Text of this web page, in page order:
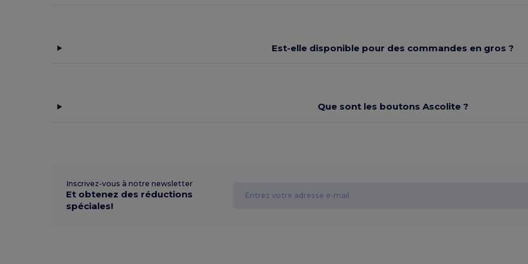
Est-elle disponible pour des commandes en gros ?
Que sont les boutons Ascolite ?
Inscrivez-vous à notre newsletter
Et obtenez des réductions
spéciales!